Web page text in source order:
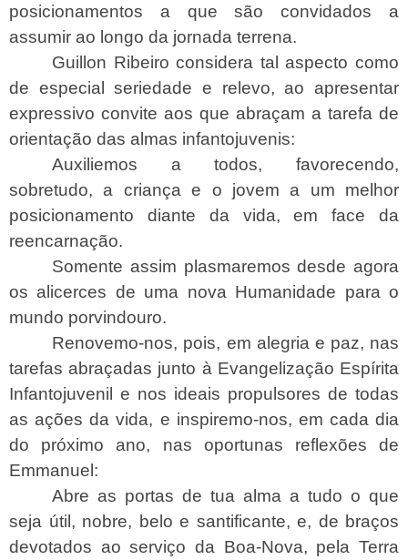
posicionamentos a que são convidados a
assumir ao longo da jornada terrena.
Guillon Ribeiro considera tal aspecto como
de especial seriedade e relevo, ao apresentar
expressivo convite aos que abraçam a tarefa de
orientação das almas infantojuvenis:
Auxiliemos a todos, favorecendo,
sobretudo, a criança e o jovem a um melhor
posicionamento diante da vida, em face da
reencarnação.
Somente assim plasmaremos desde agora
os alicerces de uma nova Humanidade para o
mundo porvindouro.
Renovemo-nos, pois, em alegria e paz, nas
tarefas abraçadas junto à Evangelização Espírita
Infantojuvenil e nos ideais propulsores de todas
as ações da vida, e inspiremo-nos, em cada dia
do próximo ano, nas oportunas reflexões de
Emmanuel:
Abre as portas de tua alma a tudo o que
seja útil, nobre, belo e santificante, e, de braços
devotados ao serviço da Boa-Nova, pela Terra